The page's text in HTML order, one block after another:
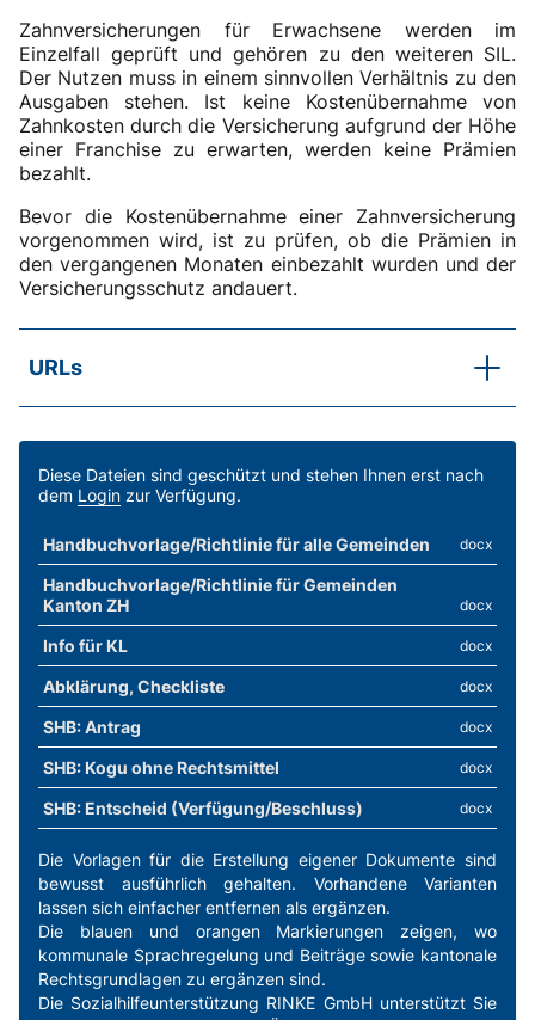
Zahnversicherungen für Erwachsene werden im
Einzelfall geprüft und gehören zu den weiteren SIL.
Der Nutzen muss in einem sinnvollen Verhältnis zu den
Ausgaben stehen. Ist keine Kostenübernahme von
Zahnkosten durch die Versicherung aufgrund der Höhe
einer Franchise zu erwarten, werden keine Prämien
bezahlt.
Bevor die Kostenübernahme einer Zahnversicherung
vorgenommen wird, ist zu prüfen, ob die Prämien in
den vergangenen Monaten einbezahlt wurden und der
Versicherungsschutz andauert.
URLs
SKOS-RL, Kapitel C.6.5 Abs. 2 lit. c
SKOS-RL, Kapitel C.6.8 Abs. 1
Weitere SIL
Diese Dateien sind geschützt und stehen Ihnen erst nach
dem Login zur Verfügung.
Handbuchvorlage/Richtlinie für alle Gemeinden docx
Handbuchvorlage/Richtlinie für Gemeinden
Kanton ZH
docx
Info für KL docx
Abklärung, Checkliste docx
SHB: Antrag docx
SHB: Kogu ohne Rechtsmittel docx
SHB: Entscheid (Verfügung/Beschluss) docx
Die Vorlagen für die Erstellung eigener Dokumente sind
bewusst ausführlich gehalten. Vorhandene Varianten
lassen sich einfacher entfernen als ergänzen.
Die blauen und orangen Markierungen zeigen, wo
kommunale Sprachregelung und Beiträge sowie kantonale
Rechtsgrundlagen zu ergänzen sind.
Die Sozialhilfeunterstützung RINKE GmbH unterstützt Sie